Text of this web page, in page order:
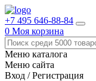
+7 495 646-88-84
0 Моя корзина
Меню каталога
Меню сайта
Вход / Регистрация